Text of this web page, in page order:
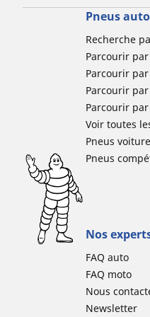
Pneus
Recherche
Parcourir
Parcourir
Parcourir
Parcourir
Voir toutes
Pneus
Pneus
Nos
FAQ auto
FAQ moto
Nous
Newsletter